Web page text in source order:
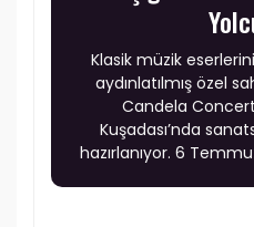
Klasik müzik
aydınlatılmış özel
Candela Concert,
Kuşadası’nda
hazırlanıyor. 6